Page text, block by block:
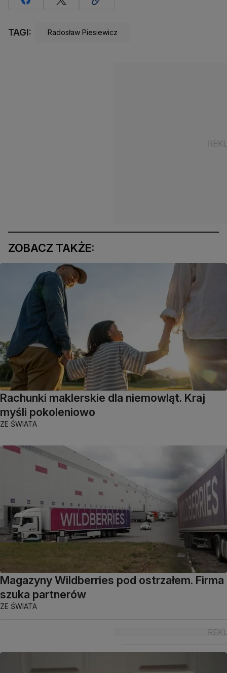
TAGI: Radosław Piesiewicz
ZOBACZ TAKŻE:
Rachunki maklerskie dla niemowląt. Kraj
myśli pokoleniowo
ZE ŚWIATA
Magazyny Wildberries pod ostrzałem. Firma
szuka partnerów
ZE ŚWIATA